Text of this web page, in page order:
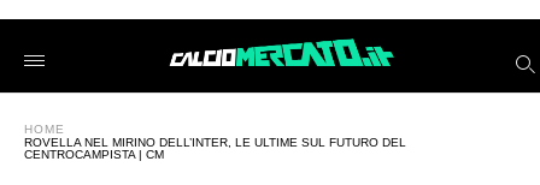
/2026/06/11/rovella-
mirino-
ultime-
HOME
ROVELLA NEL MIRINO DELL’INTER, LE ULTIME SUL FUTURO DEL
CENTROCAMPISTA | CM